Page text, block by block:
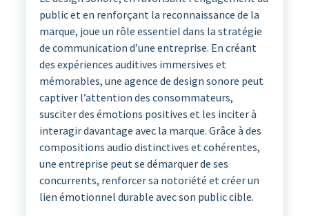
public et en renforçant la reconnaissance de la
marque, joue un rôle essentiel dans la stratégie
de communication d’une entreprise. En créant
des expériences auditives immersives et
mémorables, une agence de design sonore peut
captiver l’attention des consommateurs,
susciter des émotions positives et les inciter à
interagir davantage avec la marque. Grâce à des
compositions audio distinctives et cohérentes,
une entreprise peut se démarquer de ses
concurrents, renforcer sa notoriété et créer un
lien émotionnel durable avec son public cible.